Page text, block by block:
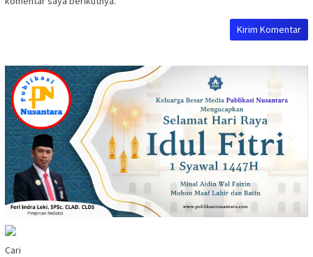
Cari